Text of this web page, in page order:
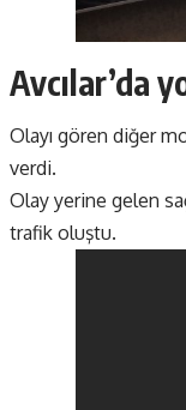
Avcılar’da
Olayı gören diğer
verdi.
Olay yerine gelen
trafik oluştu.